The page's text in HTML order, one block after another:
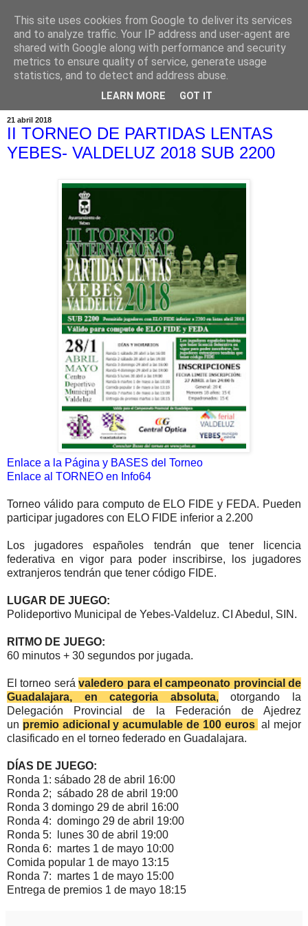
21 abril 2018
II TORNEO DE PARTIDAS LENTAS
YEBES- VALDELUZ 2018 SUB 2200
Enlace a la Página y BASES del Torneo
Enlace al TORNEO en Info64
Torneo válido para computo de ELO FIDE y FEDA. Pueden
participar jugadores con ELO FIDE inferior a 2.200
Los jugadores españoles tendrán que tener licencia
federativa en vigor para poder inscribirse, los jugadores
extranjeros tendrán que tener código FIDE.
LUGAR DE JUEGO:
Polideportivo Municipal de Yebes-Valdeluz. CI Abedul, SIN.
RITMO DE JUEGO:
60 minutos + 30 segundos por jugada.
El torneo serávaledero para el campeonato provincial de
Guadalajara, en categoria absoluta, otorgando la
Delegación Provincial de la Federación de Ajedrez
un premio adicional y acumulable de 100 euros al mejor
clasificado en el torneo federado en Guadalajara.
DÍAS DE JUEGO:
Ronda 1: sábado 28 de abril 16:00
Ronda 2; sábado 28 de abril 19:00
Ronda 3 domingo 29 de abril 16:00
Ronda 4: domingo 29 de abril 19:00
Ronda 5: lunes 30 de abril 19:00
Ronda 6: martes 1 de mayo 10:00
Comida popular 1 de mayo 13:15
Ronda 7: martes 1 de mayo 15:00
Entrega de premios 1 de mayo 18:15
This site uses cookies from Google to deliver its services
and to analyze traffic. Your IP address and user-agent are
shared with Google along with performance and security
metrics to ensure quality of service, generate usage
statistics, and to detect and address abuse.
LEARN MORE GOT IT